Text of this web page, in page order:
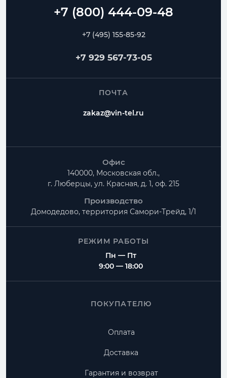
+7 (495) 155-85-92
+7 929 567-73-05
ПОЧТА
zakaz@vin-tel.ru
Офис
140000, Московская обл.,
г. Люберцы, ул. Красная, д. 1, оф. 215
Производство
Домодедово, территория Самори-Трейд, 1/1
РЕЖИМ РАБОТЫ
Пн — Пт
9:00 — 18:00
ПОКУПАТЕЛЮ
Оплата
Доставка
Гарантия и возврат